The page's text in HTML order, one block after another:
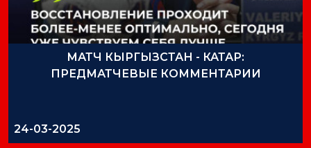
МАТЧ КЫРГЫЗСТАН - КАТАР:
ПРЕДМАТЧЕВЫЕ КОММЕНТАРИИ
24-03-2025